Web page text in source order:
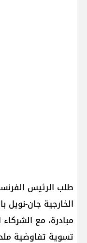
طلب الرئيس
الخارجية جان-نويل
مبادرة، مع الشركاء
تسوية تفاوضية